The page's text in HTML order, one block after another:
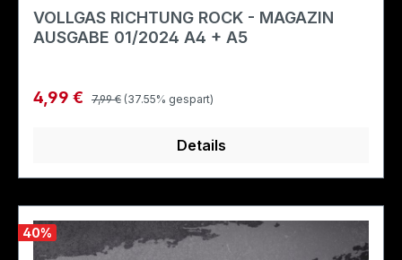
VOLLGAS RICHTUNG ROCK - MAGAZIN
AUSGABE 01/2024 A4 + A5
Verkaufspreis:
4,99 € Regulärer Preis:
7,99 € (37.55% gespart)
Details
40%